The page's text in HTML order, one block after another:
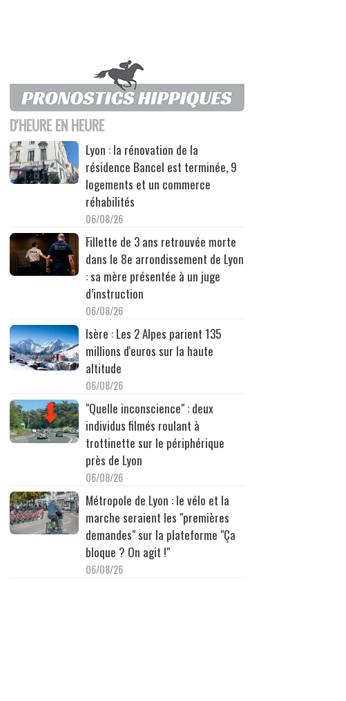
D'HEURE EN HEURE
Lyon : la rénovation de la
résidence Bancel est terminée, 9
logements et un commerce
réhabilités
06/08/26
Fillette de 3 ans retrouvée morte
dans le 8e arrondissement de Lyon
: sa mère présentée à un juge
d’instruction
06/08/26
Isère : Les 2 Alpes parient 135
millions d'euros sur la haute
altitude
06/08/26
"Quelle inconscience" : deux
individus filmés roulant à
trottinette sur le périphérique
près de Lyon
06/08/26
Métropole de Lyon : le vélo et la
marche seraient les "premières
demandes" sur la plateforme "Ça
bloque ? On agit !"
06/08/26